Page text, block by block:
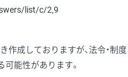
list/c/2,9
成しておりますが、法令・制度
可能性があります。